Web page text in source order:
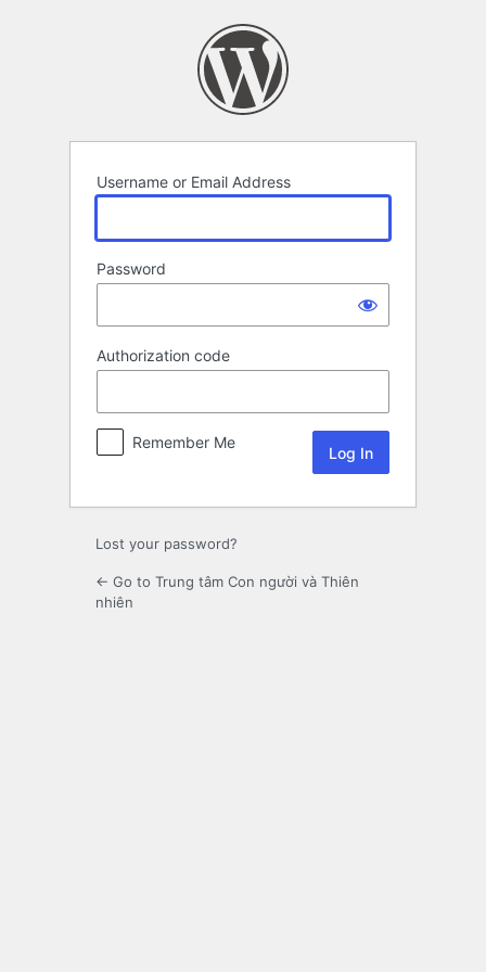
Username or Email Address
Password
Authorization code
Remember Me
Lost your password?
← Go to Trung tâm Con người và Thiên
nhiên